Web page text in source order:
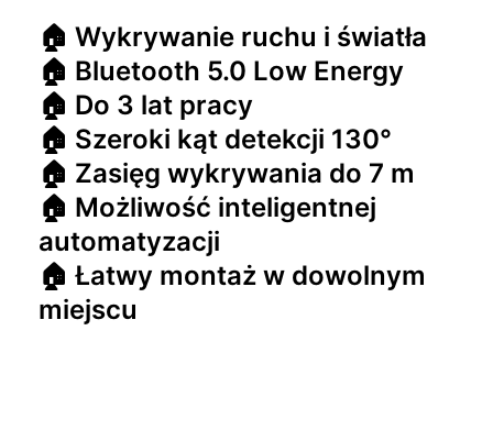
🏠 Wykrywanie ruchu i światła
🏠 Bluetooth 5.0 Low Energy
🏠 Do 3 lat pracy
🏠 Szeroki kąt detekcji 130°
🏠 Zasięg wykrywania do 7 m
🏠 Możliwość inteligentnej
automatyzacji
🏠 Łatwy montaż w dowolnym
miejscu